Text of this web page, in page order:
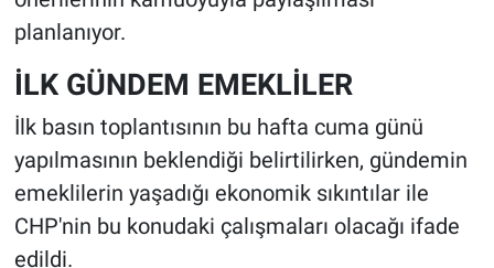
planlanıyor.
İLK GÜNDEM EMEKLİLER
İlk basın toplantısının bu hafta cuma günü
yapılmasının beklendiği belirtilirken, gündemin
emeklilerin yaşadığı ekonomik sıkıntılar ile
CHP'nin bu konudaki çalışmaları olacağı ifade
edildi.